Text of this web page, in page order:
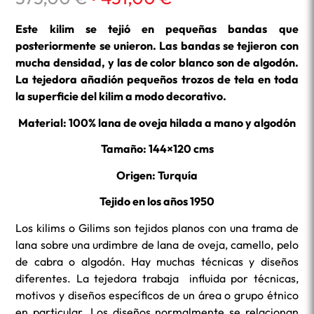
precio
original
era:
575,00 €.
actual
es:
431,00 €.
Este kilim se tejió en pequeñas bandas que
posteriormente se unieron. Las bandas se tejieron con
mucha densidad, y las de color blanco son de algodón.
La tejedora añadión pequeños trozos de tela en toda
la superficie del kilim a modo decorativo.
Material: 100% lana de oveja hilada a mano y algodón
Tamaño: 144×120 cms
Origen: Turquía
Tejido en los años 1950
Los kilims o Gilims son tejidos planos con una trama de
lana sobre una urdimbre de lana de oveja, camello, pelo
de cabra o algodón. Hay muchas técnicas y diseños
diferentes. La tejedora trabaja influida por técnicas,
motivos y diseños específicos de un área o grupo étnico